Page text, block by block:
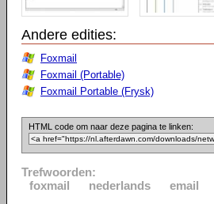
Andere edities:
Foxmail
Foxmail (Portable)
Foxmail Portable (Frysk)
HTML code om naar deze pagina te linken:
Trefwoorden:
foxmail
nederlands email